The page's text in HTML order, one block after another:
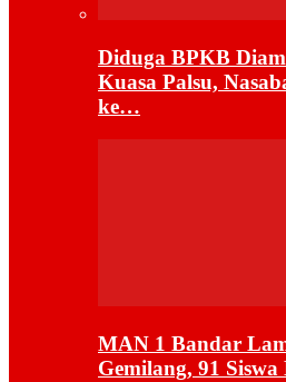
Diduga BPKB
Kuasa Palsu,
ke…
MAN 1 Bandar
Gemilang, 91